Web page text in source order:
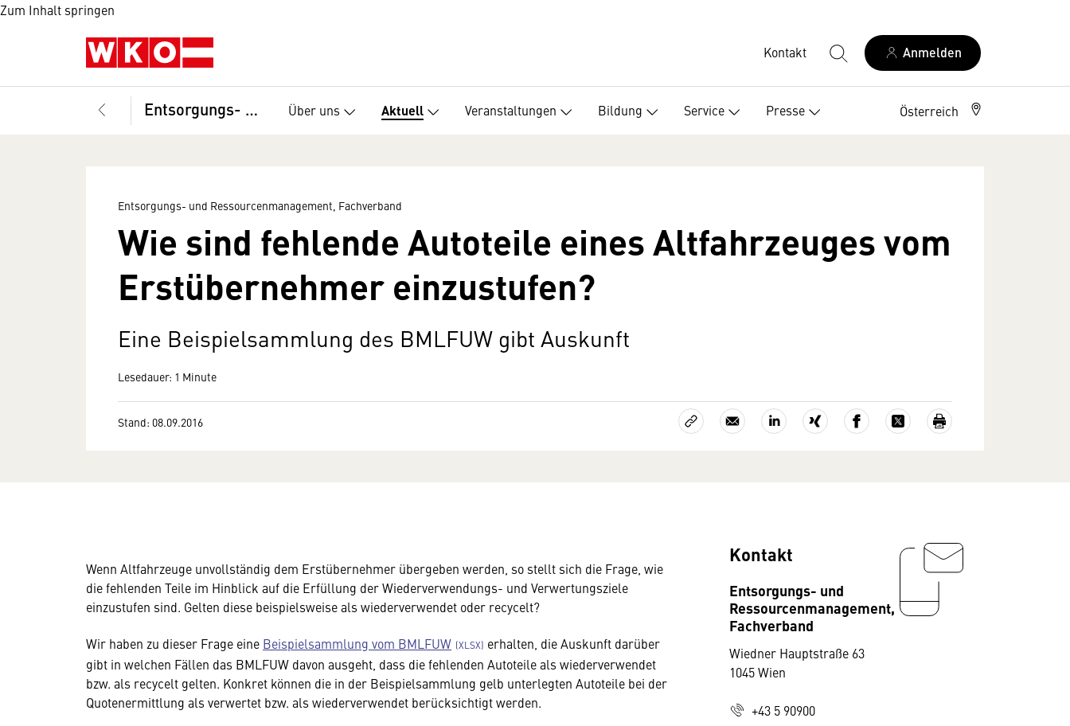
Zum Inhalt springen
Kontakt Anmelden
Entsorgungs- und Ressourcenmanagement, Fachverband Über uns Aktuell Veranstaltungen Bildung Service Presse Österreich
Entsorgungs- und Ressourcenmanagement, Fachverband
Wie sind fehlende Autoteile eines Altfahrzeuges vom
Erstübernehmer einzustufen?
Eine Beispielsammlung des BMLFUW gibt Auskunft
Lesedauer: 1 Minute
Stand: 08.09.2016
Wenn Altfahrzeuge unvollständig dem Erstübernehmer übergeben werden, so stellt sich die Frage, wie
die fehlenden Teile im Hinblick auf die Erfüllung der Wiederverwendungs- und Verwertungsziele
einzustufen sind. Gelten diese beispielsweise als wiederverwendet oder recycelt?
Wir haben zu dieser Frage eine Beispielsammlung vom BMLFUW
erhalten, die Auskunft darüber
gibt in welchen Fällen das BMLFUW davon ausgeht, dass die fehlenden Autoteile als wiederverwendet
bzw. als recycelt gelten. Konkret können die in der Beispielsammlung gelb unterlegten Autoteile bei der
Quotenermittlung als verwertet bzw. als wiederverwendet berücksichtigt werden.
Kontakt
Entsorgungs- und
Ressourcenmanagement,
Fachverband
Wiedner Hauptstraße 63
1045 Wien
+43 5 90900